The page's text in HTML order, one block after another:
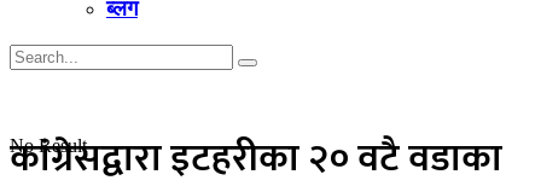
ब्लग
No Result
कांग्रेसद्वारा इटहरीका २० वटै वडाका